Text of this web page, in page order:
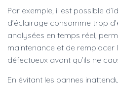
Par exemple, il est possible
d’éclairage consomme trop
analysées en temps réel,
maintenance et de remplacer
défectueux avant qu’ils ne
En évitant les pannes